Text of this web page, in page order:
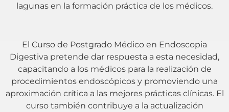
lagunas en la formación práctica de los médicos.
El Curso de Postgrado Médico en Endoscopia
Digestiva pretende dar respuesta a esta necesidad,
capacitando a los médicos para la realización de
procedimientos endoscópicos y promoviendo una
aproximación crítica a las mejores prácticas clínicas. El
curso también contribuye a la actualización